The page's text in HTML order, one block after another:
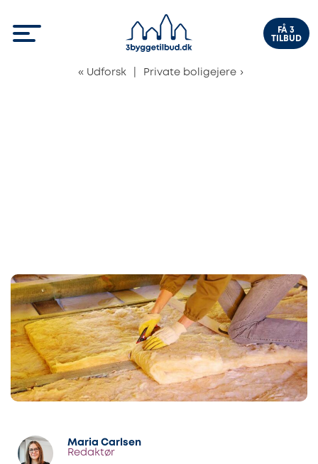
FÅ 3
TILBUD
« Udforsk Private boligejere ›
Maria Carlsen
Redaktør